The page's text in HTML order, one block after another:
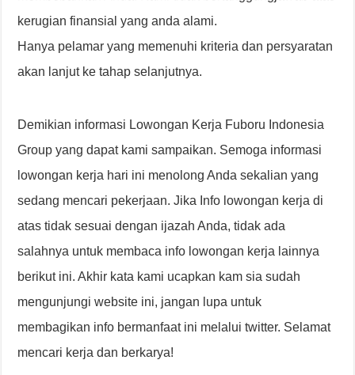
kerugian finansial yang anda alami.
Hanya pelamar yang memenuhi kriteria dan persyaratan
akan lanjut ke tahap selanjutnya.
Demikian informasi Lowongan Kerja Fuboru Indonesia
Group yang dapat kami sampaikan. Semoga informasi
lowongan kerja hari ini menolong Anda sekalian yang
sedang mencari pekerjaan. Jika Info lowongan kerja di
atas tidak sesuai dengan ijazah Anda, tidak ada
salahnya untuk membaca info lowongan kerja lainnya
berikut ini. Akhir kata kami ucapkan kam sia sudah
mengunjungi website ini, jangan lupa untuk
membagikan info bermanfaat ini melalui twitter. Selamat
mencari kerja dan berkarya!